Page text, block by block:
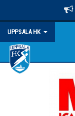
UPPSALA HK
HEM